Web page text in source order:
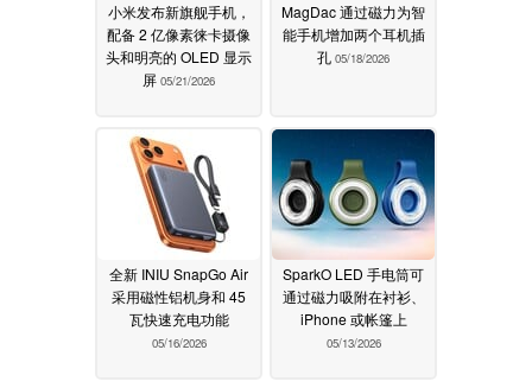
小米发布新旗舰手机，
配备 2 亿像素徕卡摄像
头和明亮的 OLED 显示
屏 05/21/2026
MagDac 通过磁力为智
能手机增加两个耳机插
孔 05/18/2026
全新 INIU SnapGo Air
采用磁性铝机身和 45
瓦快速充电功能
05/16/2026
SparkO LED 手电筒可
通过磁力吸附在衬衫、
iPhone 或帐篷上
05/13/2026